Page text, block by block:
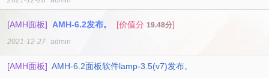
[AMH面板] AMH-6.2发布。 [价值分 19.48分]
2021-12-27 admin
[AMH面板] AMH-6.2面板软件lamp-3.5(v7)发布。